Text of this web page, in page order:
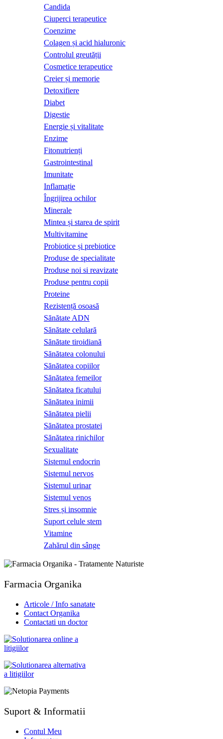
Candida
Ciuperci terapeutice
Coenzime
Colagen și acid hialuronic
Controlul greutății
Cosmetice terapeutice
Creier și memorie
Detoxifiere
Diabet
Digestie
Energie și vitalitate
Enzime
Fitonutrienți
Gastrointestinal
Imunitate
Inflamație
Îngrijirea ochilor
Minerale
Mintea și starea de spirit
Multivitamine
Probiotice și prebiotice
Produse de specialitate
Produse noi si reavizate
Produse pentru copii
Proteine
Rezistență osoasă
Sănătate ADN
Sănătate celulară
Sănătate tiroidiană
Sănătatea colonului
Sănătatea copiilor
Sănătatea femeilor
Sănătatea ficatului
Sănătatea inimii
Sănătatea pielii
Sănătatea prostatei
Sănătatea rinichilor
Sexualitate
Sistemul endocrin
Sistemul nervos
Sistemul urinar
Sistemul venos
Stres și insomnie
Suport celule stem
Vitamine
Zahărul din sânge
Farmacia Organika
Articole / Info sanatate
Contact Organika
Contactati un doctor
Suport & Informatii
Contul Meu